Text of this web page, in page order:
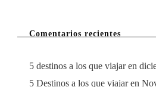
Comentarios recientes
5 destinos a los que viajar en
5 Destinos a los que viajar en